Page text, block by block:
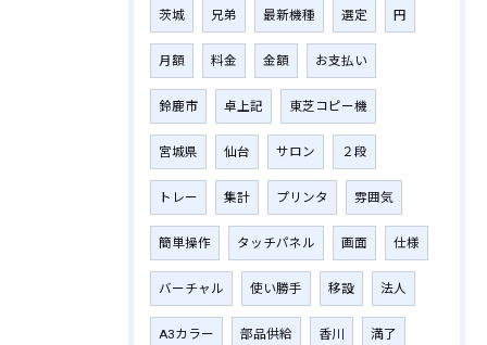
茨城 兄弟 最新機種 選定 円
月額 料金 金額 お支払い
鈴鹿市 卓上記 東芝コピー機
宮城県 仙台 サロン ２段
トレー 集計 プリンタ 雰囲気
簡単操作 タッチパネル 画面 仕様
バーチャル 使い勝手 移設 法人
A3カラー 部品供給 香川 満了